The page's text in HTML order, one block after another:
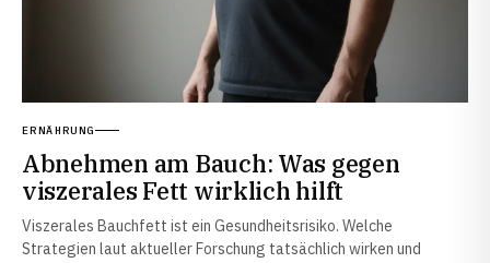
ERNÄHRUNG
Abnehmen am Bauch: Was gegen
viszerales Fett wirklich hilft
Viszerales Bauchfett ist ein Gesundheitsrisiko. Welche
Strategien laut aktueller Forschung tatsächlich wirken und